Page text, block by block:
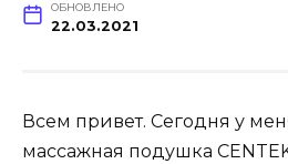
ОБНОВЛЕНО
22.03.2021
Всем привет. Сегодня у
массажная подушка CENTEK